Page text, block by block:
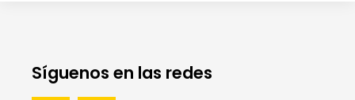
Síguenos en las redes